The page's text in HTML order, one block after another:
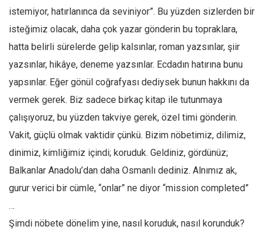
7 soruda bu hafta
Ekonomi
Spor
Manzara
Hayat
Türkiye
Siyaset
Dünya
Asya
istemiyor, hatırlanınca da seviniyor”. Bu yüzden sizlerden bir
isteğimiz olacak, daha çok yazar gönderin bu topraklara,
hatta belirli sürelerde gelip kalsınlar, roman yazsınlar, şiir
yazsınlar, hikâye, deneme yazsınlar. Ecdadın hatırına bunu
yapsınlar. Eğer gönül coğrafyası dediysek bunun hakkını da
vermek gerek. Biz sadece birkaç kitap ile tutunmaya
çalışıyoruz, bu yüzden takviye gerek, özel timi gönderin.
Vakit, güçlü olmak vaktidir çünkü. Bizim nöbetimiz, dilimiz,
dinimiz, kimliğimiz içindi; koruduk. Geldiniz, gördünüz;
Balkanlar Anadolu’dan daha Osmanlı dediniz. Alnımız ak,
gurur verici bir cümle, “onlar” ne diyor “mission completed”
…
Şimdi nöbete dönelim yine, nasıl koruduk, nasıl korunduk?